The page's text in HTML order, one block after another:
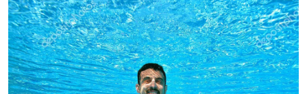
“Kami akan meneliti pendekatan dan strategi
supaya boleh memenangi hati dan minda
pengundi sekali lagi,” katanya.
Artikel Berkaitan: